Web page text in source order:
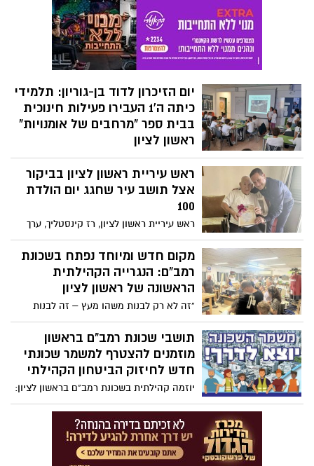
שמחה ואור עם מופעים מיוחדים, סדנאות
יצירה ברוח החג, הצגות ילדים של הכוכבים
הכי גדולים, מסיבות, הדלקות נרות בשכונות
ופעילויות מגוונות לכל הגילים - ללא כל עלות
או במחיר סמלי בלבד.
יום הזיכרון לדוד בן-גוריון: תלמידי
כיתה ה'1 העבירו פעילות חינוכית
בבית ספר "מרחבים של אומנויות"
ראשון לציון
בבית ספר "מרחבים של אומנויות" בראשון
לציון ציינו היום את יום הזיכרון לדוד בן-גוריון,
ראש הממשלה ושר הביטחון הראשון של
ישראל. במסגרת האירוע העבירו תלמידי כיתה
הספר.
ראש עיריית ראשון לציון בביקור
אצל תושב עיר שחגג יום הולדת
100
‎ראש עיריית ראשון לציון, רז קינסטליך, ערך
ביקור מיוחד אצל תושב העיר, יצחק אלבז,
לרגל חגיגות יום הולדתו ה-100.
מקום חדש ומיוחד נפתח בשכונת
רמב”ם: הנגרייה הקהילתית
הראשונה של ראשון לציון
“זה לא רק לבנות משהו מעץ – זה לבנות
משהו בלב”
תושבי שכונת רמב"ם בראשון
מוזמנים להצטרף למשמר שכונתי
חדש לחיזוק הביטחון הקהילתי
‎יוזמה קהילתית בשכונת רמב"ם בראשון לציון:
מנהל קהילה ומנהל שילוב חברתי משיקים
תכנית להקמת משמר שכונתי, בשיתוף פעולה
מלא עם תושבי השכונה, גורמי הביטחון
והשיטור העירוני